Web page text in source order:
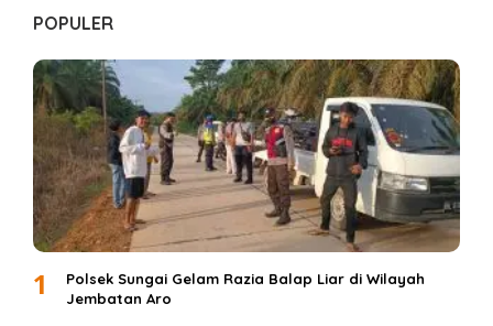
POPULER
1
Polsek Sungai Gelam Razia Balap Liar di Wilayah
Jembatan Aro